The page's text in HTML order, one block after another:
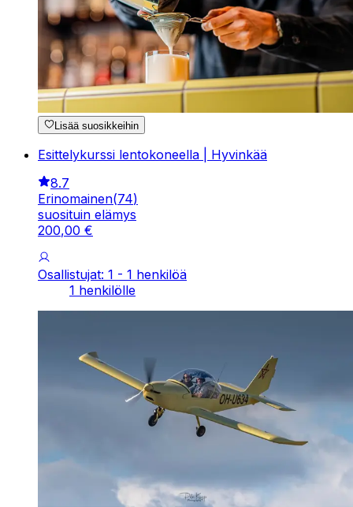
Lisää suosikkeihin
Esittelykurssi lentokoneella | Hyvinkää
8.7
Erinomainen(74)
suosituin elämys
200,00 €
Osallistujat: 1 - 1 henkilöä
1 henkilölle